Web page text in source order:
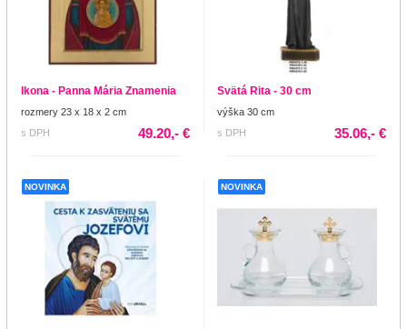
Ikona - Panna Mária Znamenia
rozmery 23 x 18 x 2 cm
s DPH
49.20,- €
Svätá Rita - 30 cm
výška 30 cm
s DPH
35.06,- €
NOVINKA NOVINKA